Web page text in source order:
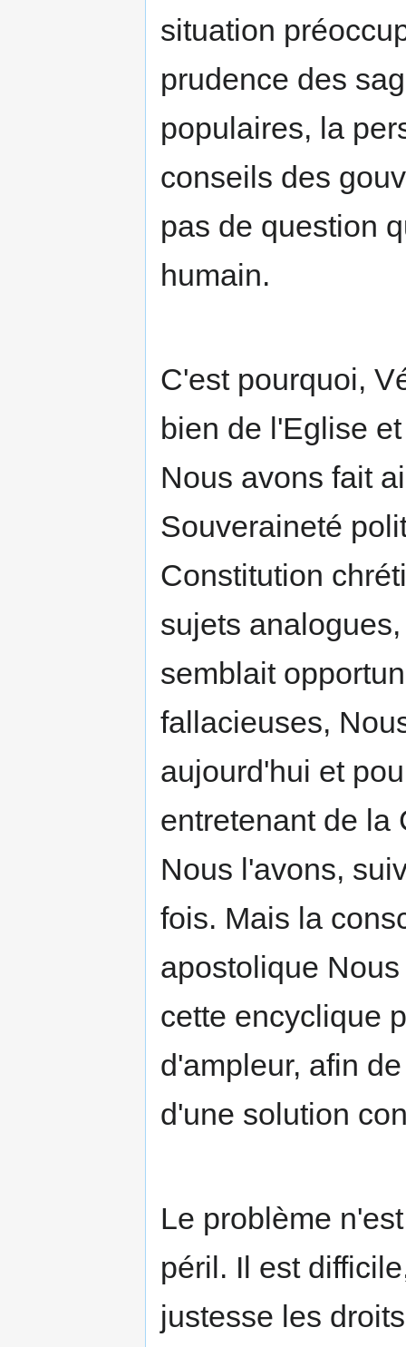
situation
prudence des
populaires, la
conseils des
pas de question
humain.
C'est pourquoi,
bien de l'Eglise
Nous avons fait
Souveraineté
Constitution
sujets
semblait
fallacieuses,
aujourd'hui et
entretenant de la
Nous l'avons,
fois. Mais la
apostolique
cette encyclique
d'ampleur, afin
d'une solution
Le problème
péril. Il est
justesse les